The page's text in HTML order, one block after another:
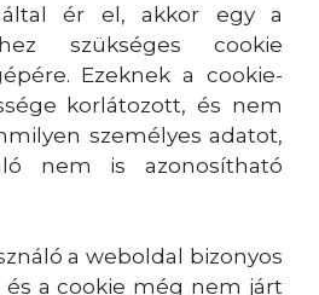
által ér el, akkor egy a
szükséges cookie
Ezeknek a cookie-
korlátozott, és nem
személyes adatot,
nem is azonosítható
a weboldal bizonyos
és a cookie még nem járt